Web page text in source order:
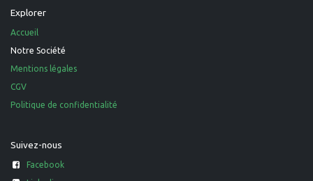
Explorer
Accueil
Notre Société
Mentions légales
CGV
Politique de confidentialité
Suivez-nous
Facebook